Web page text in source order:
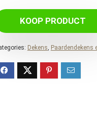
KOOP PRODUCT
Dekens, Paardendekens